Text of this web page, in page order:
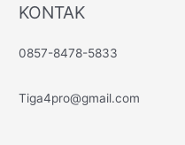
KONTAK
0857-8478-5833
Tiga4pro@gmail.com